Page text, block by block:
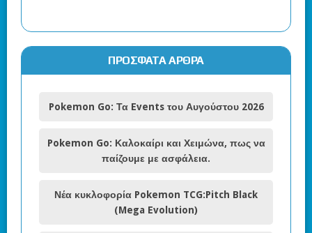
ΠΡΌΣΦΑΤΑ ΆΡΘΡΑ
Pokemon Go: Τα Events του Αυγούστου 2026
Pokemon Go: Καλοκαίρι και Χειμώνα, πως να
παίζουμε με ασφάλεια.
Νέα κυκλοφορία Pokemon TCG:Pitch Black
(Mega Evolution)